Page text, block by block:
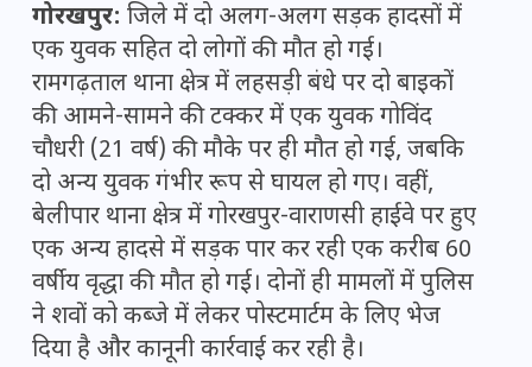
गोरखपुर: जिले में दो अलग-अलग सड़क हादसों में
एक युवक सहित दो लोगों की मौत हो गई।
रामगढ़ताल थाना क्षेत्र में लहसड़ी बंधे पर दो बाइकों
की आमने-सामने की टक्कर में एक युवक गोविंद
चौधरी (21 वर्ष) की मौके पर ही मौत हो गई, जबकि
दो अन्य युवक गंभीर रूप से घायल हो गए। वहीं,
बेलीपार थाना क्षेत्र में गोरखपुर-वाराणसी हाईवे पर हुए
एक अन्य हादसे में सड़क पार कर रही एक करीब 60
वर्षीय वृद्धा की मौत हो गई। दोनों ही मामलों में पुलिस
ने शवों को कब्जे में लेकर पोस्टमार्टम के लिए भेज
दिया है और कानूनी कार्रवाई कर रही है।